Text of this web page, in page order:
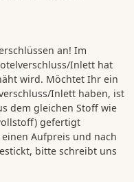
an! Im
Inlett hat
wird. Möchtet Ihr ein
Inlett haben, ist
dem gleichen Stoff wie
gefertigt
Aufpreis und nach
bitte schreibt uns